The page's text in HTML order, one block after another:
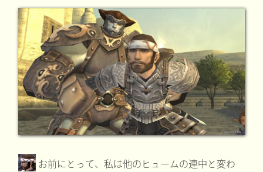
お前にとって、私は他のヒュームの連中と変わ